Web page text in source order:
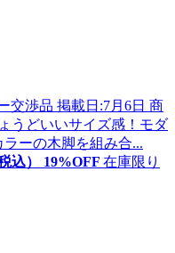
交渉品 掲載日:7月6日 商
うどいいサイズ感！モダ
ーの木脚を組み合...
込） 19%OFF 在庫限り